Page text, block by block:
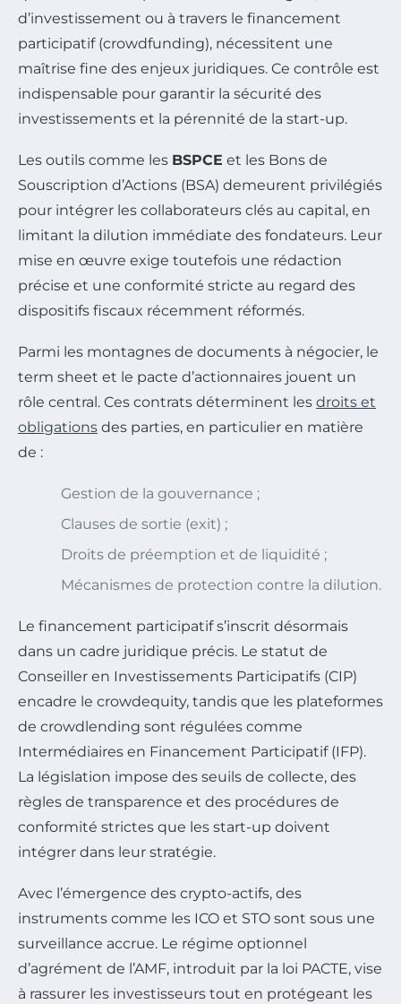
d’investissement ou à travers le financement
participatif (crowdfunding), nécessitent une
maîtrise fine des enjeux juridiques. Ce contrôle est
indispensable pour garantir la sécurité des
investissements et la pérennité de la start-up.
Les outils comme les BSPCE et les Bons de
Souscription d’Actions (BSA) demeurent privilégiés
pour intégrer les collaborateurs clés au capital, en
limitant la dilution immédiate des fondateurs. Leur
mise en œuvre exige toutefois une rédaction
précise et une conformité stricte au regard des
dispositifs fiscaux récemment réformés.
Parmi les montagnes de documents à négocier, le
term sheet et le pacte d’actionnaires jouent un
rôle central. Ces contrats déterminent les droits et
obligations des parties, en particulier en matière
de :
Gestion de la gouvernance ;
Clauses de sortie (exit) ;
Droits de préemption et de liquidité ;
Mécanismes de protection contre la dilution.
Le financement participatif s’inscrit désormais
dans un cadre juridique précis. Le statut de
Conseiller en Investissements Participatifs (CIP)
encadre le crowdequity, tandis que les plateformes
de crowdlending sont régulées comme
Intermédiaires en Financement Participatif (IFP).
La législation impose des seuils de collecte, des
règles de transparence et des procédures de
conformité strictes que les start-up doivent
intégrer dans leur stratégie.
Avec l’émergence des crypto-actifs, des
instruments comme les ICO et STO sont sous une
surveillance accrue. Le régime optionnel
d’agrément de l’AMF, introduit par la loi PACTE, vise
à rassurer les investisseurs tout en protégeant les